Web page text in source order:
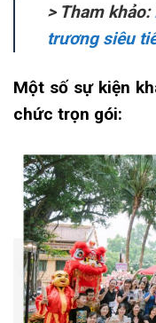
> Tham khảo:
trương siêu
Một số sự kiện
chức trọn gói: